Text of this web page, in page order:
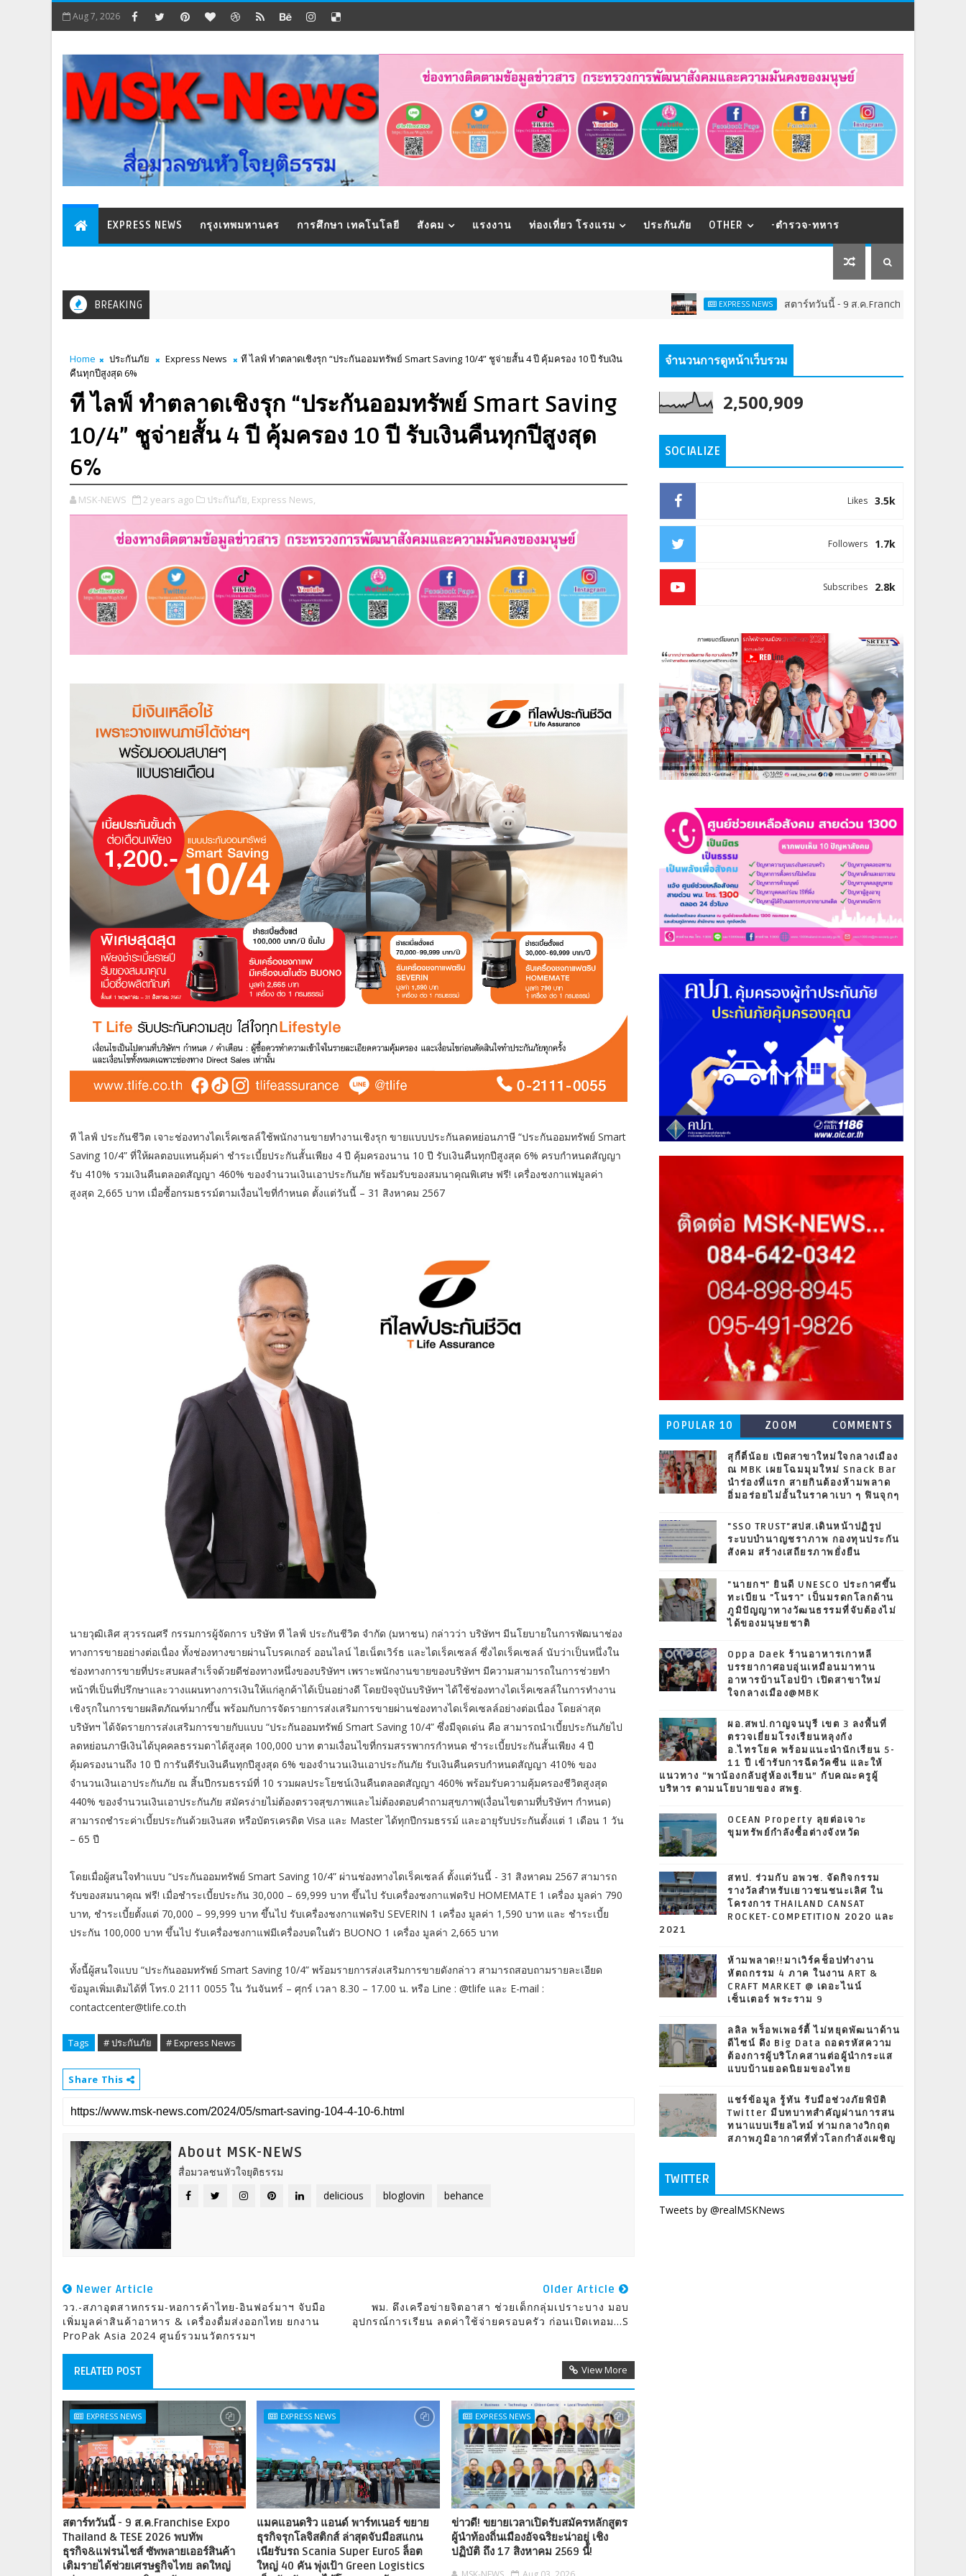
Aug 7, 2026
EXPRESS NEWS กรุงเทพมหานคร การศึกษา เทคโนโลยี สังคม แรงงาน ท่องเที่ยว โรงแรม ประกันภัย OTHER -ตำรวจ-ทหาร
BREAKING EXPRESS NEWS สตาร์ทวันนี้ - 9 ส.ค.Franchise Expo Thailand &
Home ประกันภัย Express News
ที ไลฟ์ ทำตลาดเชิงรุก “ประกันออมทรัพย์ Smart Saving 10/4” ชูจ่ายสั้น 4 ปี คุ้มครอง 10 ปี รับเงิน
คืนทุกปีสูงสุด 6%
ที ไลฟ์ ทำตลาดเชิงรุก “ประกันออมทรัพย์ Smart Saving
10/4” ชูจ่ายสั้น 4 ปี คุ้มครอง 10 ปี รับเงินคืนทุกปีสูงสุด
6%
MSK-NEWS 2 years ago ประกันภัย, Express News,
ที ไลฟ์ ประกันชีวิต เจาะช่องทางไดเร็คเซลล์ใช้พนักงานขายทำงานเชิงรุก ขายแบบประกันลดหย่อนภาษี “ประกันออมทรัพย์ Smart
Saving 10/4” ที่ให้ผลตอบแทนคุ้มค่า ชำระเบี้ยประกันสั้นเพียง 4 ปี คุ้มครองนาน 10 ปี รับเงินคืนทุกปีสูงสุด 6% ครบกำหนดสัญญา
รับ 410% รวมเงินคืนตลอดสัญญา 460% ของจำนวนเงินเอาประกันภัย พร้อมรับของสมนาคุณพิเศษ ฟรี! เครื่องชงกาแฟมูลค่า
สูงสุด 2,665 บาท เมื่อซื้อกรมธรรม์ตามเงื่อนไขที่กำหนด ตั้งแต่วันนี้ – 31 สิงหาคม 2567
นายวุฒิเลิศ สุวรรณศรี กรรมการผู้จัดการ บริษัท ที ไลฟ์ ประกันชีวิต จำกัด (มหาชน) กล่าวว่า บริษัทฯ มีนโยบายในการพัฒนาช่อง
ทางการขายอย่างต่อเนื่อง ทั้งช่องทางขายผ่านโบรคเกอร์ ออนไลน์ ไฮเน็ตเวิร์ธ และไดเร็คเซลล์ ซึ่งไดเร็คเซลล์ นับว่าเป็นหนึ่งใน
ช่องทางการขายที่ประสบผลสำเร็จด้วยดีช่องทางหนึ่งของบริษัทฯ เพราะพนักงานขายของบริษัทฯ มีความสามารถในการช่วยทำ
หน้าที่เป็นที่ปรึกษาและวางแผนทางการเงินให้แก่ลูกค้าได้เป็นอย่างดี โดยปัจจุบันบริษัทฯ ได้ใช้ช่องทางไดเร็คเซลล์ในการทำงาน
เชิงรุกในการขายผลิตภัณฑ์มากขึ้น พร้อมกับการจัดรายการส่งเสริมการขายผ่านช่องทางไดเร็คเซลล์อย่างต่อเนื่อง โดยล่าสุด
บริษัทฯ ได้จัดรายการส่งเสริมการขายกับแบบ “ประกันออมทรัพย์ Smart Saving 10/4” ซึ่งมีจุดเด่น คือ สามารถนำเบี้ยประกันภัยไป
ลดหย่อนภาษีเงินได้บุคคลธรรมดาได้สูงสุด 100,000 บาท ตามเงื่อนไขที่กรมสรรพากรกำหนด ชำระเบี้ยประกันสั้นเพียง 4 ปี
คุ้มครองนานถึง 10 ปี การันตีรับเงินคืนทุกปีสูงสุด 6% ของจำนวนเงินเอาประกันภัย รับเงินคืนครบกำหนดสัญญา 410% ของ
จำนวนเงินเอาประกันภัย ณ สิ้นปีกรมธรรม์ที่ 10 รวมผลประโยชน์เงินคืนตลอดสัญญา 460% พร้อมรับความคุ้มครองชีวิตสูงสุด
440% ของจำนวนเงินเอาประกันภัย สมัครง่ายไม่ต้องตรวจสุขภาพและไม่ต้องตอบคำถามสุขภาพ(เงื่อนไขตามที่บริษัทฯ กำหนด)
สามารถชำระค่าเบี้ยประกันด้วยเงินสด หรือบัตรเครดิต Visa และ Master ได้ทุกปีกรมธรรม์ และอายุรับประกันตั้งแต่ 1 เดือน 1 วัน
– 65 ปี
โดยเมื่อผู้สนใจทำแบบ “ประกันออมทรัพย์ Smart Saving 10/4” ผ่านช่องทางไดเร็คเซลล์ ตั้งแต่วันนี้ - 31 สิงหาคม 2567 สามารถ
รับของสมนาคุณ ฟรี! เมื่อชำระเบี้ยประกัน 30,000 – 69,999 บาท ขึ้นไป รับเครื่องชงกาแฟดริป HOMEMATE 1 เครื่อง มูลค่า 790
บาท, ชำระเบี้ยตั้งแต่ 70,000 – 99,999 บาท ขึ้นไป รับเครื่องชงกาแฟดริป SEVERIN 1 เครื่อง มูลค่า 1,590 บาท และ ชำระเบี้ย
ประกัน 100,000 บาท ขึ้นไป รับเครื่องชงกาแฟมีเครื่องบดในตัว BUONO 1 เครื่อง มูลค่า 2,665 บาท
ทั้งนี้ผู้สนใจแบบ “ประกันออมทรัพย์ Smart Saving 10/4” พร้อมรายการส่งเสริมการขายดังกล่าว สามารถสอบถามรายละเอียด
ข้อมูลเพิ่มเติมได้ที่ โทร.0 2111 0055 ใน วันจันทร์ – ศุกร์ เวลา 8.30 – 17.00 น. หรือ Line : @tlife และ E-mail :
contactcenter@tlife.co.th
Tags # ประกันภัย # Express News
Share This
About MSK-NEWS
สื่อมวลชนหัวใจยุติธรรม
delicious
bloglovin behance
Newer Article
วว.-สภาอุตสาหกรรม-หอการค้าไทย-อินฟอร์มาฯ จับมือ
เพิ่มมูลค่าสินค้าอาหาร & เครื่องดื่มส่งออกไทย ยกงาน
ProPak Asia 2024 ศูนย์รวมนวัตกรรมฯ
Older Article
พม. ดึงเครือข่ายจิตอาสา ช่วยเด็กกลุ่มเปราะบาง มอบ
อุปกรณ์การเรียน ลดค่าใช้จ่ายครอบครัว ก่อนเปิดเทอม...S
RELATED POST View More
EXPRESS NEWS
สตาร์ทวันนี้ - 9 ส.ค.Franchise Expo
Thailand & TESE 2026 พบทัพ
ธุรกิจ&แฟรนไชส์ ซัพพลายเออร์สินค้า
เติมรายได้ช่วยเศรษฐกิจไทย ลดใหญ่
EXPRESS NEWS
แมคแอนดริว แอนด์ พาร์ทเนอร์ ขยาย
ธุรกิจรุกโลจิสติกส์ ล่าสุดจับมือสแกน
เนียรับรถ Scania Super Euro5 ล็อต
ใหญ่ 40 คัน พุ่งเป้า Green Logistics
EXPRESS NEWS
ข่าวดี! ขยายเวลาเปิดรับสมัครหลักสูตร
ผู้นำท้องถิ่นเมืองอัจฉริยะน่าอยู่ เชิง
ปฏิบัติ ถึง 17 สิงหาคม 2569 นี้!
จำนวนการดูหน้าเว็บรวม
2,500,909
SOCIALIZE
3.5k
Likes
1.7k
Followers
2.8k
Subscribes
POPULAR 10 ZOOM COMMENTS
สุกี้ตี๋น้อย เปิดสาขาใหม่ใจกลางเมือง
ณ MBK เผยโฉมมุมใหม่ Snack Bar
นำร่องที่แรก สายกินต้องห้ามพลาด
อิ่มอร่อยไม่อั้นในราคาเบา ๆ ฟินจุกๆ
"SSO TRUST"สปส.เดินหน้าปฏิรูป
ระบบบำนาญชราภาพ กองทุนประกัน
สังคม สร้างเสถียรภาพยั่งยืน
"นายกฯ" ยินดี UNESCO ประกาศขึ้น
ทะเบียน "โนรา" เป็นมรดกโลกด้าน
ภูมิปัญญาทางวัฒนธรรมที่จับต้องไม่
ได้ของมนุษยชาติ
Oppa Daek ร้านอาหารเกาหลี
บรรยากาศอบอุ่นเหมือนมาทาน
อาหารบ้านโอปป้า เปิดสาขาใหม่
ใจกลางเมือง@MBK
ผอ.สพป.กาญจนบุรี เขต 3 ลงพื้นที่
ตรวจเยี่ยมโรงเรียนหลุงกัง
อ.ไทรโยค พร้อมแนะนำนักเรียน 5-
11 ปี เข้ารับการฉีดวัคซีน และให้
แนวทาง “พาน้องกลับสู่ห้องเรียน” กับคณะครูผู้
บริหาร ตามนโยบายของ สพฐ.
OCEAN Property ลุยต่อเจาะ
ขุมทรัพย์กำลังซื้อต่างจังหวัด
สทป. ร่วมกับ อพวช. จัดกิจกรรม
รางวัลสำหรับเยาวชนชนะเลิศ ใน
โครงการ THAILAND CANSAT
ROCKET-COMPETITION 2020 และ
2021
ห้ามพลาด!!มาเวิร์คช็อปทำงาน
หัตถกรรม 4 ภาค ในงาน ART &
CRAFT MARKET @ เดอะไนน์
เซ็นเตอร์ พระราม 9
ลลิล พร็อพเพอร์ตี้ ไม่หยุดพัฒนาด้าน
ดีไซน์ ดึง Big Data ถอดรหัสความ
ต้องการผู้บริโภคสานต่อผู้นำกระแส
แบบบ้านยอดนิยมของไทย
แชร์ข้อมูล รู้ทัน รับมือช่วงภัยพิบัติ
Twitter มีบทบาทสำคัญผ่านการสน
ทนาแบบเรียลไทม์ ท่ามกลางวิกฤต
สภาพภูมิอากาศที่ทั่วโลกกำลังเผชิญ
TWITTER
Tweets by @realMSKNews